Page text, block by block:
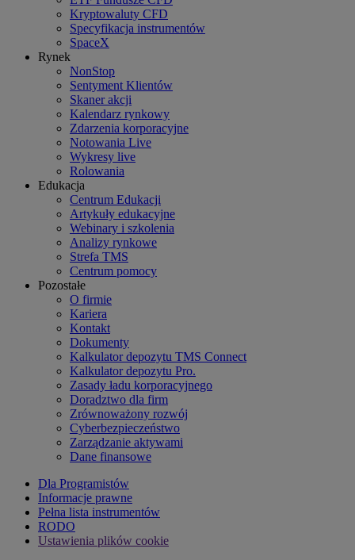
Kryptowaluty CFD
Specyfikacja instrumentów
SpaceX
Rynek
NonStop
Sentyment Klientów
Skaner akcji
Kalendarz rynkowy
Zdarzenia korporacyjne
Notowania Live
Wykresy live
Rolowania
Edukacja
Centrum Edukacji
Artykuły edukacyjne
Webinary i szkolenia
Analizy rynkowe
Strefa TMS
Centrum pomocy
Pozostałe
O firmie
Kariera
Kontakt
Dokumenty
Kalkulator depozytu TMS Connect
Kalkulator depozytu Pro.
Zasady ładu korporacyjnego
Doradztwo dla firm
Zrównoważony rozwój
Cyberbezpieczeństwo
Zarządzanie aktywami
Dane finansowe
Dla Programistów
Informacje prawne
Pełna lista instrumentów
RODO
Ustawienia plików cookie